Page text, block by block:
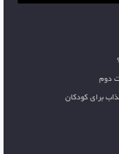
دوم
برای کودکان